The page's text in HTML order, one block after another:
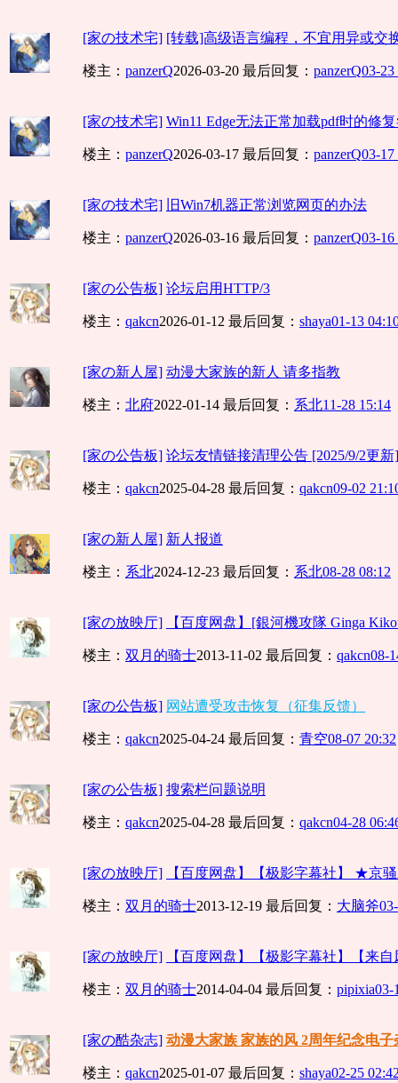
[家の技术宅] [转载]高级语言编程，不宜用异或交
楼主： panzerQ2026-03-20 最后回复： panzerQ03-23
[家の技术宅] Win11 Edge无法正常加载pdf时的修
楼主： panzerQ2026-03-17 最后回复： panzerQ03-17
[家の技术宅] 旧Win7机器正常浏览网页的办法
楼主： panzerQ2026-03-16 最后回复： panzerQ03-16
[家の公告板] 论坛启用HTTP/3
楼主： qakcn2026-01-12 最后回复： shaya01-13
[家の新人屋] 动漫大家族的新人 请多指教
楼主： 北府2022-01-14 最后回复： 系北11-28 15:14
[家の公告板] 论坛友情链接清理公告 [2025/9/2更新]
楼主： qakcn2025-04-28 最后回复： qakcn09-02
[家の新人屋] 新人报道
楼主： 系北2024-12-23 最后回复： 系北08-28 08:12
[家の放映厅] 【百度网盘】[銀河機攻隊 Ginga
楼主： 双月的骑士2013-11-02 最后回复： qakcn08-
[家の公告板] 网站遭受攻击恢复（征集反馈）
楼主： qakcn2025-04-24 最后回复： 青空08-07 20:32
[家の公告板] 搜索栏问题说明
楼主： qakcn2025-04-28 最后回复： qakcn04-28
[家の放映厅] 【百度网盘】【极影字幕社】 ★京
楼主： 双月的骑士2013-12-19 最后回复： 大脑斧
[家の放映厅] 【百度网盘】【极影字幕社】【来
楼主： 双月的骑士2014-04-04 最后回复： pipixia03-
[家の酷杂志] 动漫大家族 家族的风 2周年纪念电子
楼主： qakcn2025-01-07 最后回复： shaya02-25